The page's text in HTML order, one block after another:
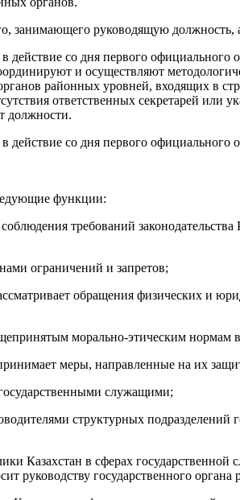
занимающего руководящую должность,
со дня первого официального
и осуществляют
районных уровней, входящих в
ответственных секретарей
должности.
со дня первого официального
функции:
требований
ограничений и запретов;
обращения физических и
морально-этическим нормам в
меры, направленные на их
служащими;
структурных
Казахстан в сферах
государственного